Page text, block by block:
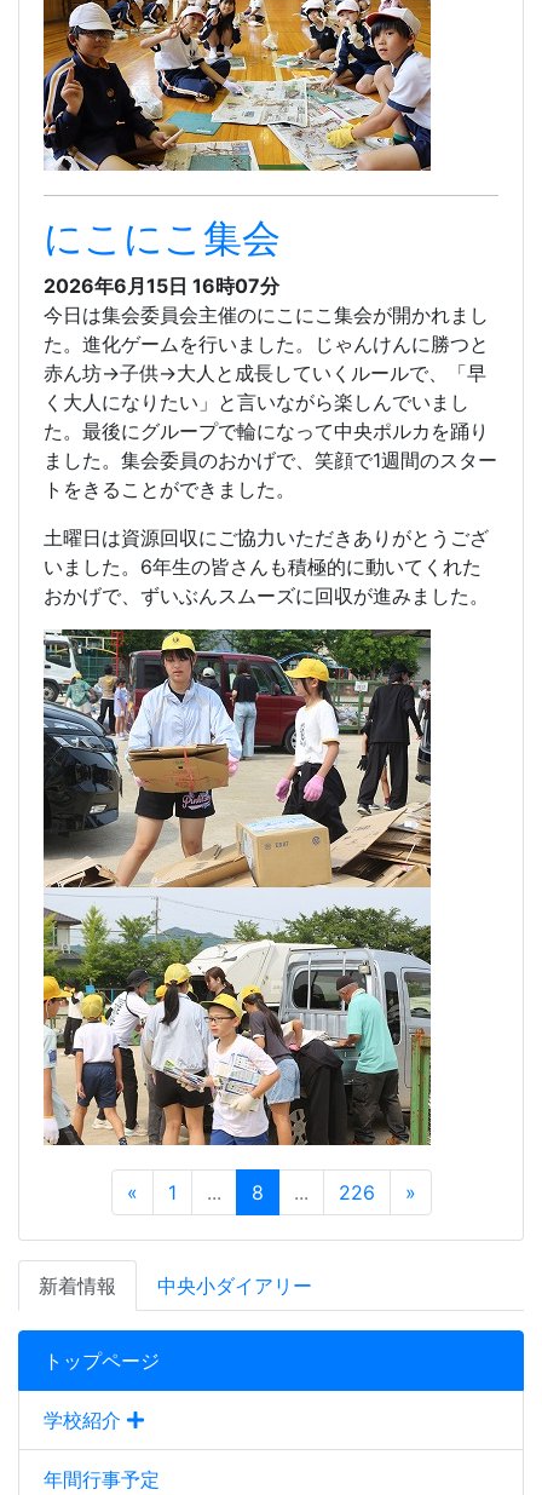
トップページ
学校紹介
年間行事予定
にこにこ集会
2026年6月15日 16時07分
今日は集会委員会主催のにこにこ集会が開かれまし
た。進化ゲームを行いました。じゃんけんに勝つと
赤ん坊→子供→大人と成長していくルールで、「早
く大人になりたい」と言いながら楽しんでいまし
た。最後にグループで輪になって中央ポルカを踊り
ました。集会委員のおかげで、笑顔で1週間のスター
トをきることができました。
土曜日は資源回収にご協力いただきありがとうござ
いました。6年生の皆さんも積極的に動いてくれた
おかげで、ずいぶんスムーズに回収が進みました。
« 1 ... 8 ... 226 »
新着情報 中央小ダイアリー